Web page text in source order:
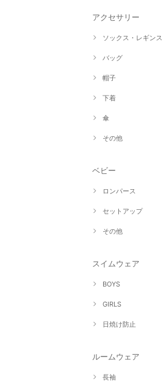
アクセサリー
ソックス・レギンス
バッグ
帽子
下着
傘
その他
ベビー
ロンパース
セットアップ
その他
スイムウェア
BOYS
GIRLS
日焼け防止
ルームウェア
長袖